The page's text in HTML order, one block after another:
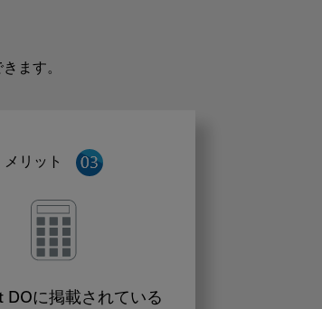
ます。
メリット
DOに掲載されている